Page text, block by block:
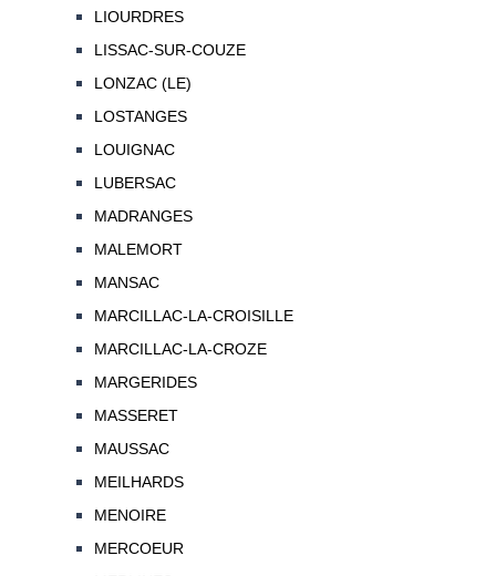
LIOURDRES
LISSAC-SUR-COUZE
LONZAC (LE)
LOSTANGES
LOUIGNAC
LUBERSAC
MADRANGES
MALEMORT
MANSAC
MARCILLAC-LA-CROISILLE
MARCILLAC-LA-CROZE
MARGERIDES
MASSERET
MAUSSAC
MEILHARDS
MENOIRE
MERCOEUR